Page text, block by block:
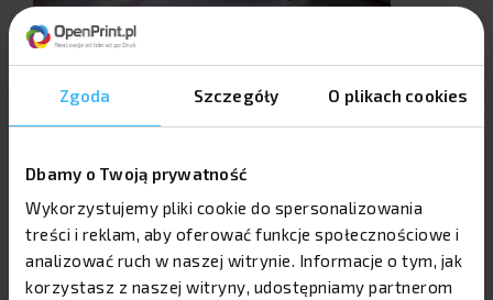
Zgoda Szczegóły O plikach cookies
Dbamy o Twoją prywatność
Wykorzystujemy pliki cookie do spersonalizowania
treści i reklam, aby oferować funkcje społecznościowe i
analizować ruch w naszej witrynie. Informacje o tym, jak
korzystasz z naszej witryny, udostępniamy partnerom